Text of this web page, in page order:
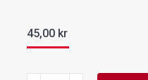
45,00 kr